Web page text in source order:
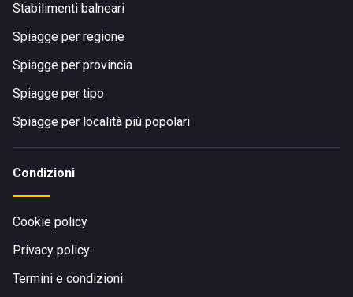
Stabilimenti balneari
Spiagge per regione
Spiagge per provincia
Spiagge per tipo
Spiagge per località più popolari
Condizioni
Cookie policy
Privacy policy
Termini e condizioni